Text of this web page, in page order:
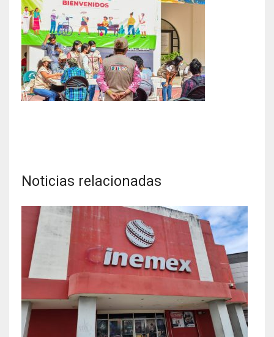
Noticias relacionadas